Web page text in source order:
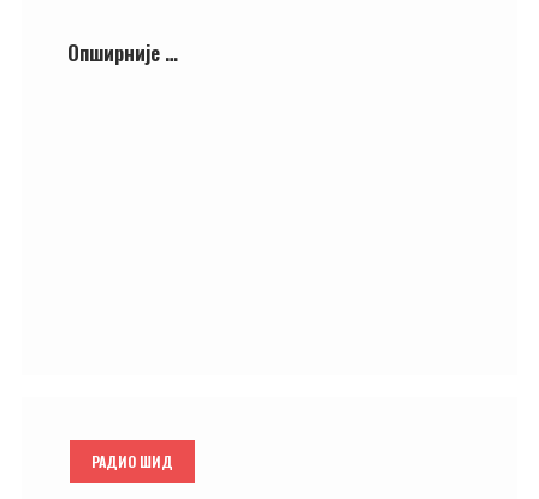
Опширније …
РАДИО ШИД